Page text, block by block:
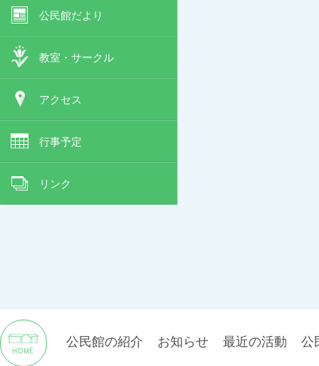
公民館だより
教室・サークル
アクセス
行事予定
リンク
公民館の紹介 お知らせ 最近の活動 公